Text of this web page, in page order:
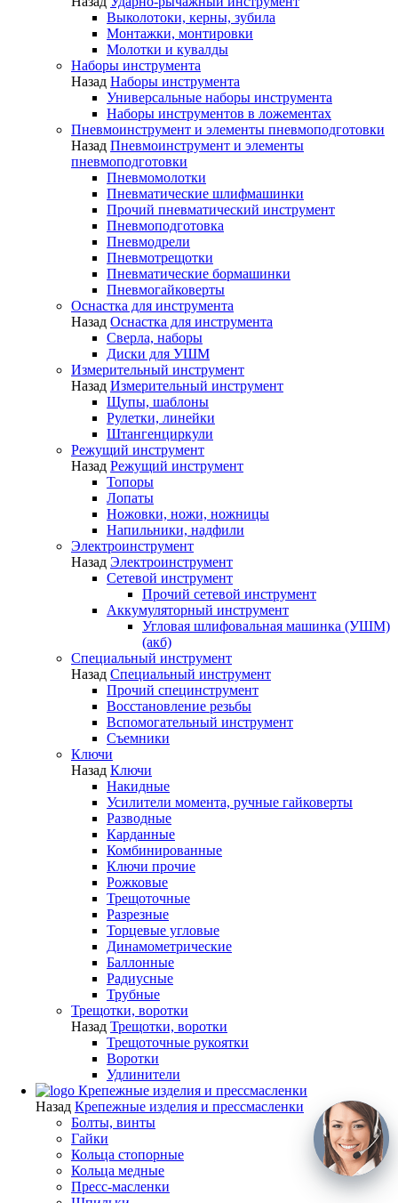
Выколотоки, керны, зубила
Монтажки, монтировки
Молотки и кувалды
Наборы инструмента
Назад Наборы инструмента
Универсальные наборы инструмента
Наборы инструментов в ложементах
Пневмоинструмент и элементы пневмоподготовки
Назад Пневмоинструмент и элементы
пневмоподготовки
Пневмомолотки
Пневматические шлифмашинки
Прочий пневматический инструмент
Пневмоподготовка
Пневмодрели
Пневмотрещотки
Пневматические бормашинки
Пневмогайковерты
Оснастка для инструмента
Назад Оснастка для инструмента
Сверла, наборы
Диски для УШМ
Измерительный инструмент
Назад Измерительный инструмент
Щупы, шаблоны
Рулетки, линейки
Штангенциркули
Режущий инструмент
Назад Режущий инструмент
Топоры
Лопаты
Ножовки, ножи, ножницы
Напильники, надфили
Электроинструмент
Назад Электроинструмент
Сетевой инструмент
Прочий сетевой инструмент
Аккумуляторный инструмент
Угловая шлифовальная машинка (УШМ)
(акб)
Специальный инструмент
Назад Специальный инструмент
Прочий специнструмент
Восстановление резьбы
Вспомогательный инструмент
Съемники
Ключи
Назад Ключи
Накидные
Усилители момента, ручные гайковерты
Разводные
Карданные
Комбинированные
Ключи прочие
Рожковые
Трещоточные
Разрезные
Торцевые угловые
Динамометрические
Баллонные
Радиусные
Трубные
Трещотки, воротки
Назад Трещотки, воротки
Трещоточные рукоятки
Воротки
Удлинители
Крепежные изделия и прессмасленки
Назад Крепежные изделия и прессмасленки
Болты, винты
Гайки
Кольца стопорные
Кольца медные
Пресс-масленки